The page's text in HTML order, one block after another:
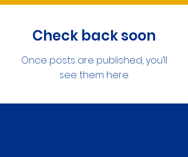
Check back soon
Once posts are published, you’ll
see them here.